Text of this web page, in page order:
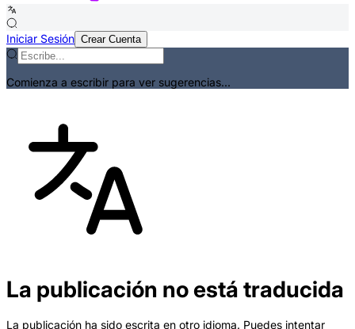
Iniciar Sesión Crear Cuenta
Comienza a escribir para ver sugerencias...
La publicación no está traducida
La publicación ha sido escrita en otro idioma. Puedes intentar